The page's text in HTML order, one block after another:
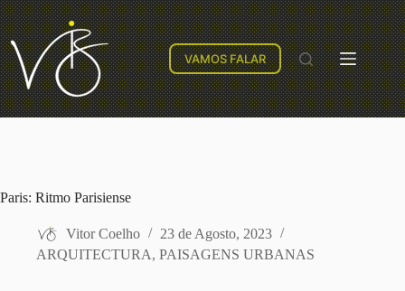
VAMOS FALAR
Paris: Ritmo Parisiense
Vitor Coelho
23 de Agosto, 2023
ARQUITECTURA, PAISAGENS URBANAS